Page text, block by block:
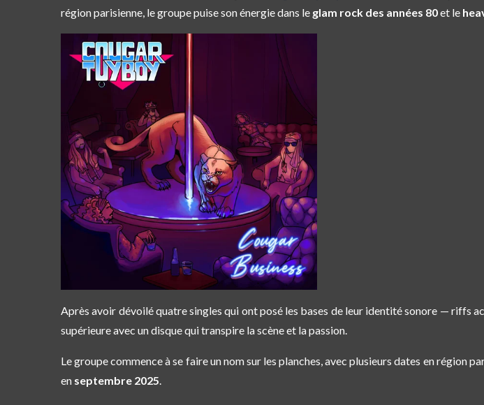
région parisienne, le groupe puise son énergie dans le glam rock des années 80et le
Après avoir dévoilé quatre singles qui ont posé les bases de leur identité sonore — riffs
supérieure avec un disque qui transpire la scène et la passion.
Le groupe commence à se faire un nom sur les planches, avec plusieurs dates en région
en septembre 2025.